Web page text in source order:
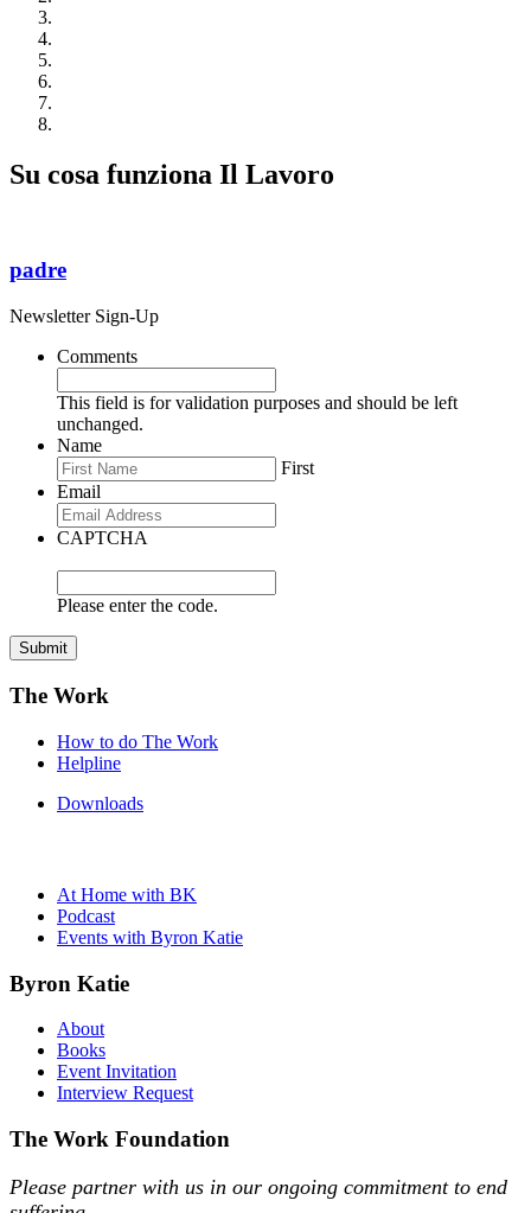
Su cosa funziona Il Lavoro
padre
Newsletter Sign-Up
Comments
This field is for validation purposes and should be left
unchanged.
Name
First
Email
CAPTCHA
Please enter the code.
Submit
The Work
How to do The Work
Helpline
Downloads
At Home with BK
Podcast
Events with Byron Katie
Byron Katie
About
Books
Event Invitation
Interview Request
The Work Foundation
Please partner with us in our ongoing commitment to end